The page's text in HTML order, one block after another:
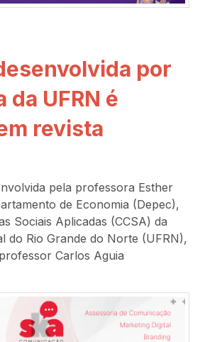
por
UFRN é
revista
pela professora Esther
de Economia (Depec),
Sociais Aplicadas (CCSA) da
do Rio Grande do Norte (UFRN),
Carlos Aguia